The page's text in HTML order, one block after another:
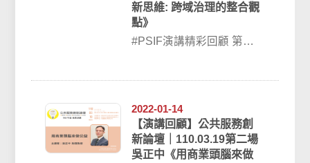
新思維: 跨域治理的整合觀
點》
#PSIF演講精彩回顧 第三
2022-01-14
【演講回顧】公共服務創
新論壇｜110.03.19第二場
吳正中《用商業頭腦來做